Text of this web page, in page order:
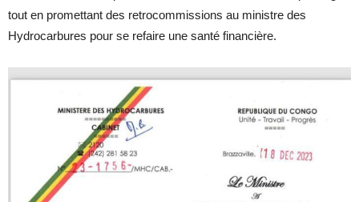
tout en promettant des retrocommissions au ministre des
Hydrocarbures pour se refaire une santé financière.